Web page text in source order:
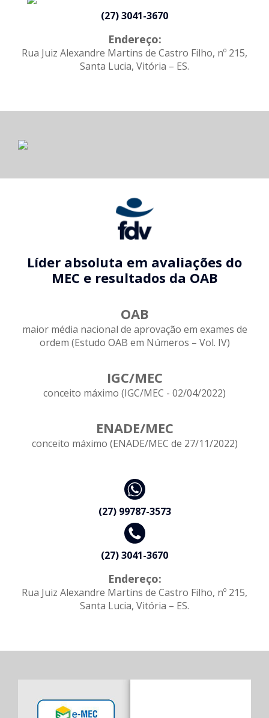
(27) 3041-3670
Endereço:
Rua Juiz Alexandre Martins de Castro Filho, nº 215,
Santa Lucia, Vitória – ES.
Líder absoluta em avaliações do
MEC e resultados da OAB
OAB
maior média nacional de aprovação em exames de
ordem (Estudo OAB em Números – Vol. IV)
IGC/MEC
conceito máximo (IGC/MEC - 02/04/2022)
ENADE/MEC
conceito máximo (ENADE/MEC de 27/11/2022)
(27) 99787-3573
(27) 3041-3670
Endereço:
Rua Juiz Alexandre Martins de Castro Filho, nº 215,
Santa Lucia, Vitória – ES.